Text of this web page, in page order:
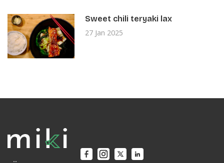
Sweet chili teryaki lax
27 Jan 2025